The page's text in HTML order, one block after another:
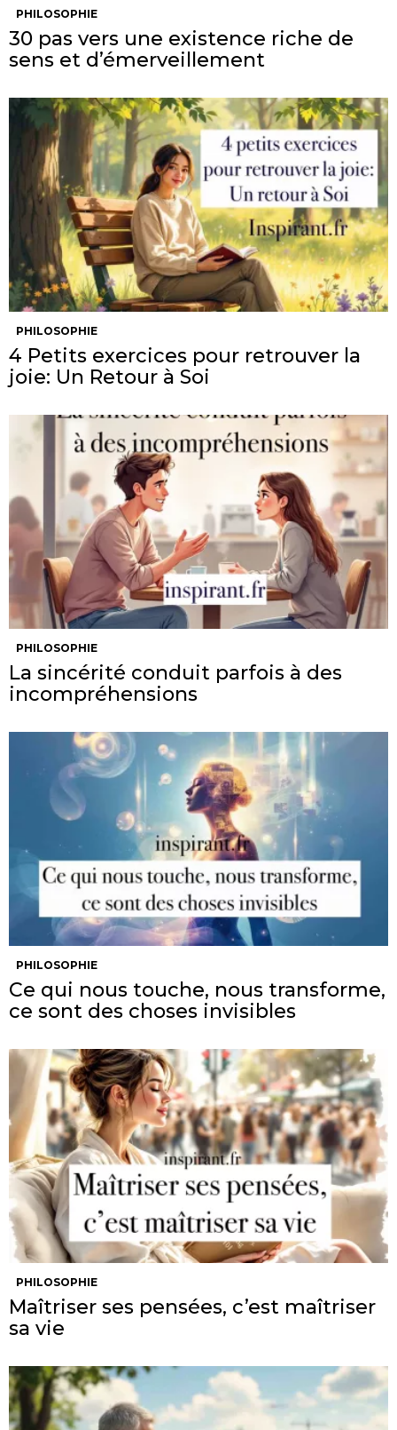
PHILOSOPHIE
30 pas vers une existence riche de
sens et d’émerveillement
PHILOSOPHIE
4 Petits exercices pour retrouver la
joie: Un Retour à Soi
PHILOSOPHIE
La sincérité conduit parfois à des
incompréhensions
PHILOSOPHIE
Ce qui nous touche, nous transforme,
ce sont des choses invisibles
PHILOSOPHIE
Maîtriser ses pensées, c’est maîtriser
sa vie